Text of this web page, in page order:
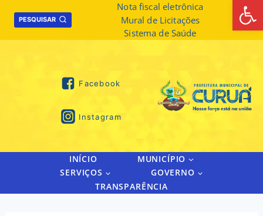
PESQUISAR
Nota fiscal eletrônica
Mural de Licitações
Sistema de Saúde
Facebook
Instagram
INÍCIO
MUNICÍPIO
SERVIÇOS
GOVERNO
TRANSPARÊNCIA